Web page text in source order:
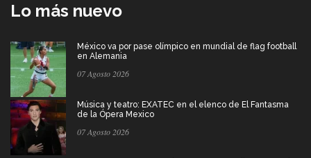
Lo más nuevo
México va por pase olímpico en mundial de flag football
en Alemania
07 Agosto 2026
Música y teatro: EXATEC en el elenco de El Fantasma
de la Ópera Mexico
07 Agosto 2026